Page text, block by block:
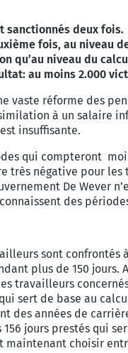
sanctionnés deux
fois, au niveau
qu’au niveau du
au moins 2.000
vaste réforme des
à un salaire
insuffisante.
qui compteront
très négative pour
De Wever
des
sont confrontés
plus de 150
travailleurs
sert de base au
des années de
jours prestés qui
maintenant choisir